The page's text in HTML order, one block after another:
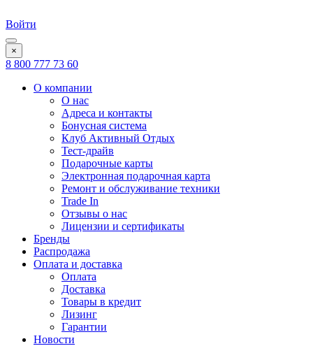
Войти
×
8 800 777 73 60
О компании
О нас
Адреса и контакты
Бонусная система
Клуб Активный Отдых
Тест-драйв
Подарочные карты
Электронная подарочная карта
Ремонт и обслуживание техники
Trade In
Отзывы о нас
Лицензии и сертификаты
Бренды
Распродажа
Оплата и доставка
Оплата
Доставка
Товары в кредит
Лизинг
Гарантии
Новости